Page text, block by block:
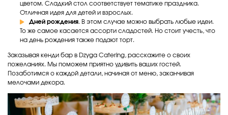
цветом. Сладкий стол соответствует тематике праздника.
Отличная идея для детей и взрослых.
Дней рождения. В этом случае можно выбрать любые идеи.
То же самое касается ассорти сладостей. Но стоит учесть, что
на день рождения также подают торт.
Заказывая кенди бар в Dzyga Catering, расскажите о своих
пожеланиях. Мы поможем приятно удивить ваших гостей.
Позаботимся о каждой детали, начиная от меню, заканчивая
мелочами декора.